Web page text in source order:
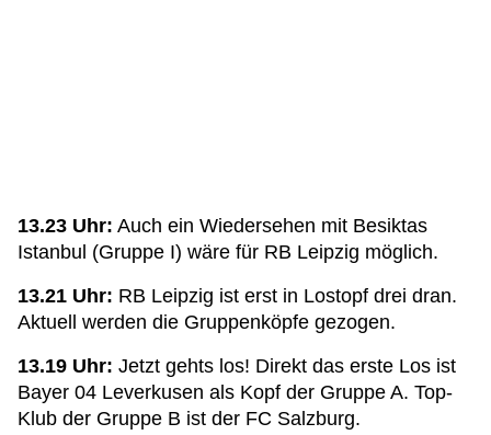
13.23 Uhr: Auch ein Wiedersehen mit Besiktas
Istanbul (Gruppe I) wäre für RB Leipzig möglich.
13.21 Uhr: RB Leipzig ist erst in Lostopf drei dran.
Aktuell werden die Gruppenköpfe gezogen.
13.19 Uhr: Jetzt gehts los! Direkt das erste Los ist
Bayer 04 Leverkusen als Kopf der Gruppe A. Top-
Klub der Gruppe B ist der FC Salzburg.